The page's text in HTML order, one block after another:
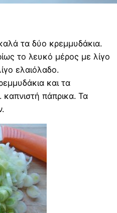
τα δύο κρεμμυδάκια.
το λευκό μέρος με λίγο
ελαιόλαδο.
και τα
πάπρικα. Τα